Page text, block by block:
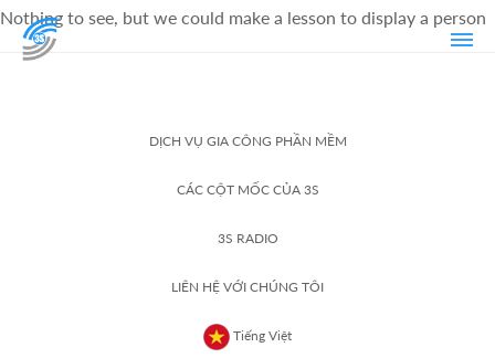
Nothing to see, but we could make a lesson to display a person
DỊCH VỤ GIA CÔNG PHẦN MỀM
CÁC CỘT MỐC CỦA 3S
3S RADIO
LIÊN HỆ VỚI CHÚNG TÔI
Tiếng Việt